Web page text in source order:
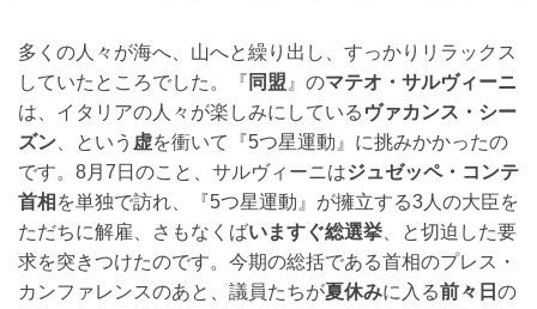
多くの人々が海へ、山へと繰り出し、すっかりリラックス
していたところでした。『 同盟 』のマテオ・サルヴィーニ
は、イタリアの人々が楽しみにしている ヴァカンス・シー
ズン 、という 虚を衝いて『5つ星運動』に挑みかかったの
です。8月7日のこと、サルヴィーニはジュゼッペ・コンテ
首相 を単独で訪れ、『5つ星運動』が擁立する3人の大臣を
ただちに解雇、さもなくばいますぐ総選挙 、と切迫した要
求を突きつけたのです。今期の総括である首相のプレス・
カンファレンスのあと、議員たちが夏休みに入る前々日 の